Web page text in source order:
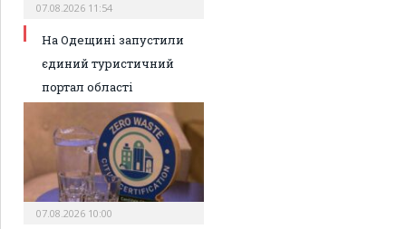
07.08.2026 11:54
На Одещині запустили
єдиний туристичний
портал області
07.08.2026 10:00